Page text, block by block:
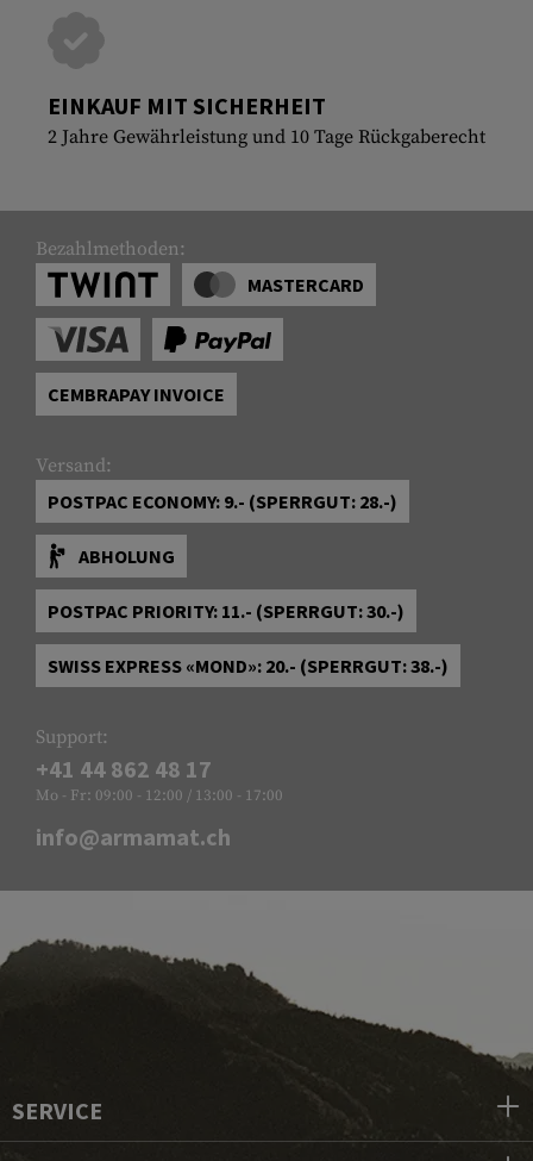
EINKAUF MIT SICHERHEIT
2 Jahre Gewährleistung und 10 Tage Rückgaberecht
Bezahlmethoden:
MASTERCARD
CEMBRAPAY INVOICE
Versand:
POSTPAC ECONOMY: 9.- (SPERRGUT: 28.-)
ABHOLUNG
POSTPAC PRIORITY: 11.- (SPERRGUT: 30.-)
SWISS EXPRESS «MOND»: 20.- (SPERRGUT: 38.-)
Support:
+41 44 862 48 17
Mo - Fr: 09:00 - 12:00 / 13:00 - 17:00
info@armamat.ch
SERVICE